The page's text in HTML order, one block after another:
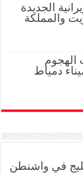
الجديدة
والمملكة
الهجوم
دمياط
في واشنطن